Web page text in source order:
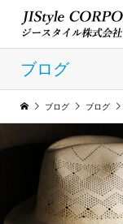
ブログ
ブログ ブログ